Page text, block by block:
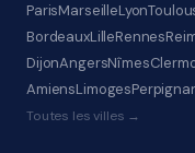
ParisMarseilleLyon
BordeauxLilleRennes
DijonAngersNîmes
AmiensLimoges
Toutes les villes →